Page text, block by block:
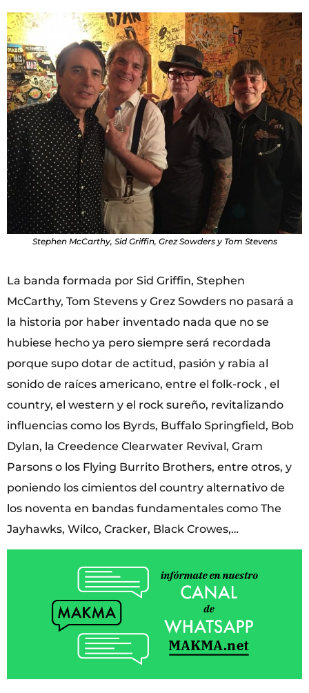
Stephen McCarthy, Sid Griffin, Grez Sowders y Tom Stevens
La banda formada por Sid Griffin, Stephen
McCarthy, Tom Stevens y Grez Sowders no pasará a
la historia por haber inventado nada que no se
hubiese hecho ya pero siempre será recordada
porque supo dotar de actitud, pasión y rabia al
sonido de raíces americano, entre el folk-rock , el
country, el western y el rock sureño, revitalizando
influencias como los Byrds, Buffalo Springfield, Bob
Dylan, la Creedence Clearwater Revival, Gram
Parsons o los Flying Burrito Brothers, entre otros, y
poniendo los cimientos del country alternativo de
los noventa en bandas fundamentales como The
Jayhawks, Wilco, Cracker, Black Crowes,…